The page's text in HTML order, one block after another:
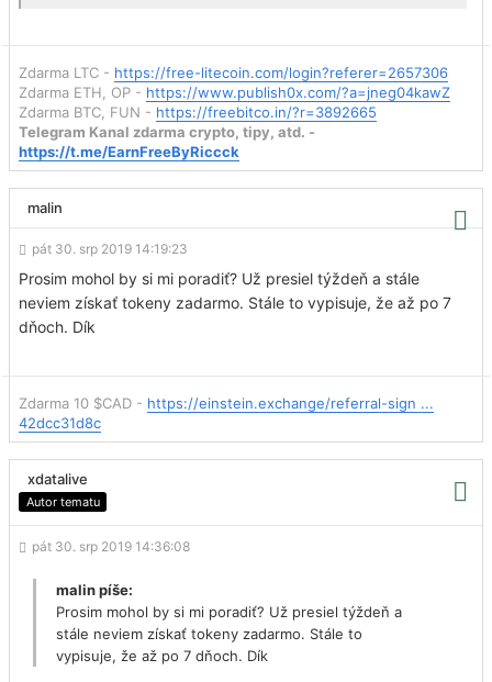
Zdarma LTC - https://free-litecoin.com/login?referer=2657306
Zdarma ETH, OP - https://www.publish0x.com/?a=jneg04kawZ
Zdarma BTC, FUN - https://freebitco.in/?r=3892665
Telegram Kanal zdarma crypto, tipy, atd. -
https://t.me/EarnFreeByRiccck
malin
pát 30. srp 2019 14:19:23
Prosim mohol by si mi poradiť? Už presiel týždeň a stále
neviem získať tokeny zadarmo. Stále to vypisuje, že až po 7
dňoch. Dík
Zdarma 10 $CAD - https://einstein.exchange/referral-sign ...
42dcc31d8c
xdatalive
Autor tematu
pát 30. srp 2019 14:36:08
malin píše:
Prosim mohol by si mi poradiť? Už presiel týždeň a
stále neviem získať tokeny zadarmo. Stále to
vypisuje, že až po 7 dňoch. Dík